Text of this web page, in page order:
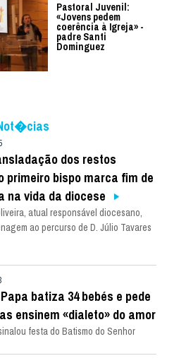
Pastoral Juvenil:
«Jovens pedem
coerência à Igreja» -
padre Santi
Dominguez
dos restos
primeiro bispo marca fim de
na vida da diocese
atual responsável diocesano,
ao percurso de D. Júlio Tavares
batiza 34 bebés e pede
ensinem «dialeto» do amor
festa do Batismo do Senhor